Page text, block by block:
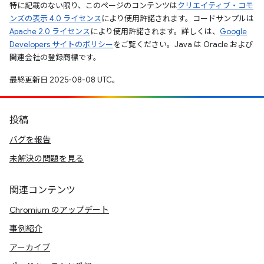
特に記載のない限り、このページのコンテンツはクリエイティブ・コモ
ンズの表示 4.0 ライセンスにより使用許諾されます。コードサンプルは
Apache 2.0 ライセンスにより使用許諾されます。詳しくは、 Google
Developers サイトのポリシーをご覧ください。Java は Oracle および
関連会社の登録商標です。
最終更新日 2025-08-08 UTC。
投稿
バグを報告
未解決の問題を見る
関連コンテンツ
Chromium のアップデート
事例紹介
アーカイブ